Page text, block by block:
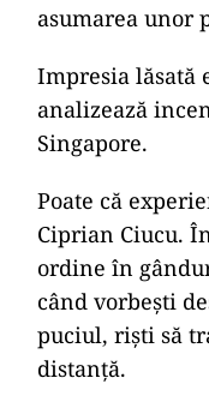
asumarea unor
Impresia lăsată
analizează
Singapore.
Poate că
Ciprian Ciucu.
ordine în
când vorbești
puciul, riști să
distanță.